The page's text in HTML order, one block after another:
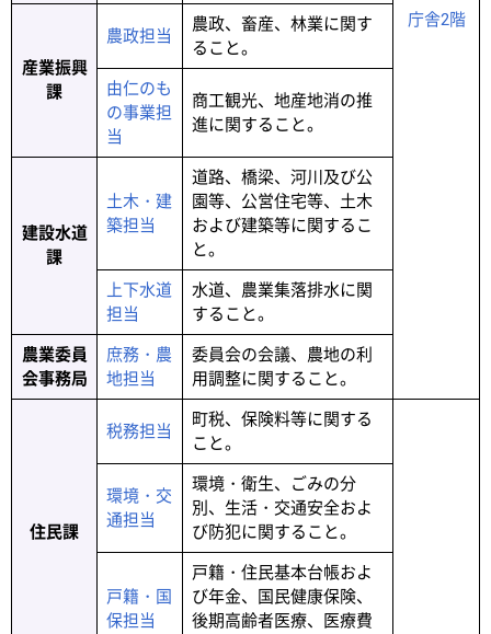
庁舎2階
産業振興
課
農政担当
農政、畜産、林業に関す
ること。
由仁のも
の事業担
当
商工観光、地産地消の推
進に関すること。
建設水道
課
土木・建
築担当
道路、橋梁、河川及び公
園等、公営住宅等、土木
および建築等に関するこ
と。
上下水道
担当
水道、農業集落排水に関
すること。
農業委員
会事務局
庶務・農
地担当
委員会の会議、農地の利
用調整に関すること。
住民課
税務担当
町税、保険料等に関する
こと。
環境・交
通担当
環境・衛生、ごみの分
別、生活・交通安全およ
び防犯に関すること。
戸籍・国
保担当
戸籍・住民基本台帳およ
び年金、国民健康保険、
後期高齢者医療、医療費